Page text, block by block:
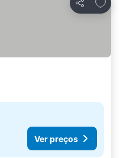
Partilhar
Ver preços